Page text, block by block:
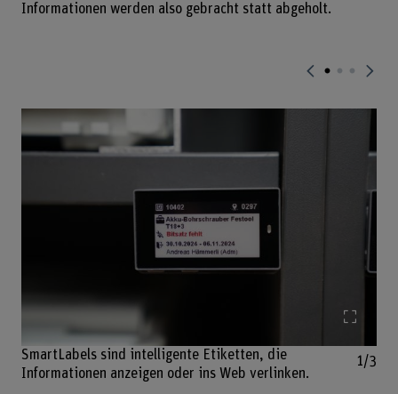
Informationen werden also gebracht statt abgeholt.
SmartLabels sind intelligente Etiketten, die
Informationen anzeigen oder ins Web verlinken.
1/3